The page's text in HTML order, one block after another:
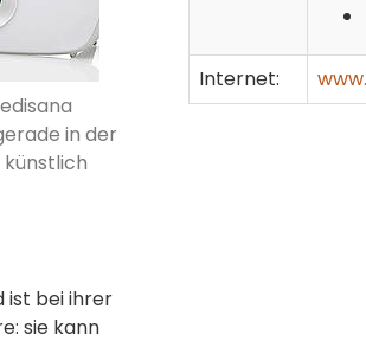
in der
ist bei ihrer
sie kann
Internet: